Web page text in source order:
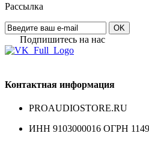
Рассылка
OK
Подпишитесь на наc
Контактная информация
PROAUDIOSTORE.RU
ИНН 9103000016 ОГРН